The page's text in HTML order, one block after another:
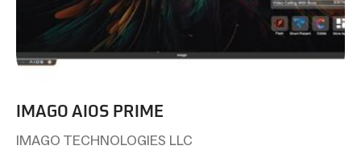
IMAGO AIOS PRIME
IMAGO TECHNOLOGIES LLC